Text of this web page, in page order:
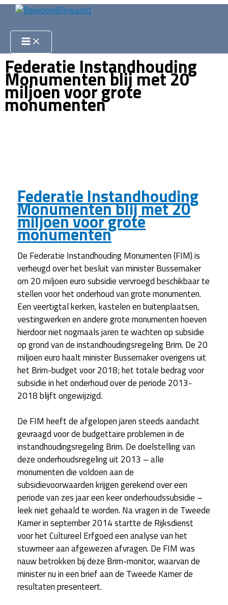
de
inhoud
Federatie Instandhouding
Monumenten blij met 20
miljoen voor grote
monumenten
Federatie Instandhouding
Monumenten blij met 20
miljoen voor grote
monumenten
De Federatie Instandhouding Monumenten (FIM) is
verheugd over het besluit van minister Bussemaker
om 20 miljoen euro subsidie vervroegd beschikbaar te
stellen voor het onderhoud van grote monumenten.
Een veertigtal kerken, kastelen en buitenplaatsen,
vestingwerken en andere grote monumenten hoeven
hierdoor niet nogmaals jaren te wachten op subsidie
op grond van de instandhoudingsregeling Brim. De 20
miljoen euro haalt minister Bussemaker overigens uit
het Brim-budget voor 2018; het totale bedrag voor
subsidie in het onderhoud over de periode 2013-
2018 blijft ongewijzigd.
De FIM heeft de afgelopen jaren steeds aandacht
gevraagd voor de budgettaire problemen in de
instandhoudingsregeling Brim. De doelstelling van
deze onderhoudsregeling uit 2013 – alle
monumenten die voldoen aan de
subsidievoorwaarden krijgen gerekend over een
periode van zes jaar een keer onderhoudssubsidie –
leek niet gehaald te worden. Na vragen in de Tweede
Kamer in september 2014 startte de Rijksdienst
voor het Cultureel Erfgoed een analyse van het
stuwmeer aan afgewezen afvragen. De FIM was
nauw betrokken bij deze Brim-monitor, waarvan de
minister nu in een brief aan de Tweede Kamer de
resultaten presenteert.